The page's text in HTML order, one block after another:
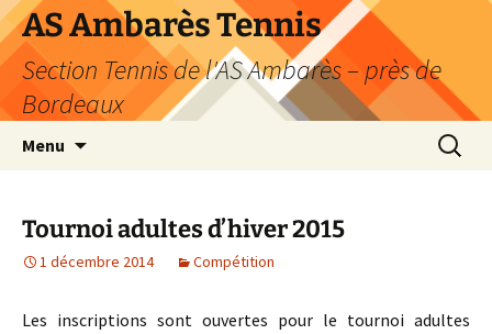
Aller
au
contenu
AS Ambarès Tennis
Section Tennis de l'AS Ambarès – près de
Bordeaux
Menu
Tournoi adultes d’hiver 2015
1 décembre 2014 Compétition
Les inscriptions sont ouvertes pour le tournoi adultes